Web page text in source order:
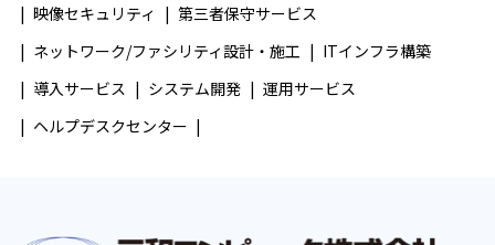
映像セキュリティ
第三者保守サービス
ネットワーク/ファシリティ設計・施工
ITインフラ構築
導入サービス
システム開発
運用サービス
ヘルプデスクセンター